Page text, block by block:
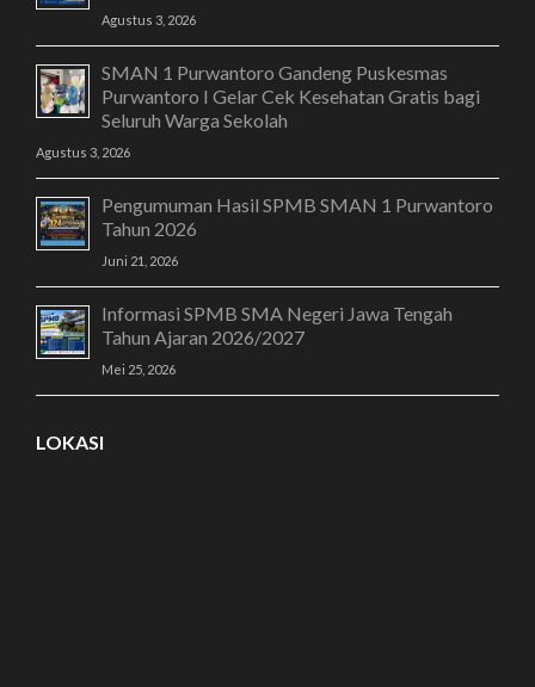
Agustus 3, 2026
SMAN 1 Purwantoro Gandeng Puskesmas
Purwantoro I Gelar Cek Kesehatan Gratis bagi
Seluruh Warga Sekolah
Agustus 3, 2026
Pengumuman Hasil SPMB SMAN 1 Purwantoro
Tahun 2026
Juni 21, 2026
Informasi SPMB SMA Negeri Jawa Tengah
Tahun Ajaran 2026/2027
Mei 25, 2026
LOKASI